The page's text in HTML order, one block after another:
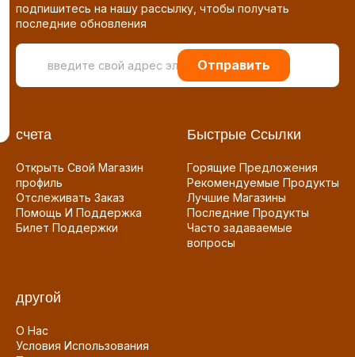
подпишитесь на нашу рассылку, чтобы получать
последние обновления
Отправить
счета
Открыть Свой Магазин
профиль
Отслеживать Заказ
Помощь И Поддержка
Билет Поддержки
Быстрые Ссылки
Горящие Предложения
Рекомендуемые Продукты
Лучшие Магазины
Последние Продукты
Часто задаваемые
вопросы
другой
О Нас
Условия Использования